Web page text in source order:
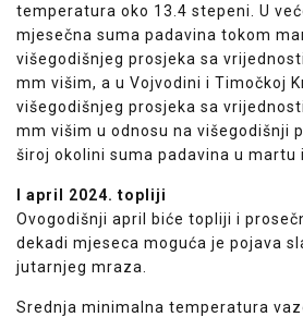
temperatura oko 13.4 stepeni. U
mjesečna suma padavina tokom
višegodišnjeg prosjeka sa
mm višim, a u Vojvodini i Timočkoj
višegodišnjeg prosjeka sa
mm višim u odnosu na višegodišnji
široj okolini suma padavina u martu
I april 2024. topliji
Ovogodišnji april biće topliji i
dekadi mjeseca moguća je pojava
jutarnjeg mraza.
Srednja minimalna temperatura